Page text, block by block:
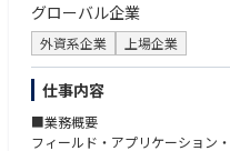
【メディカルプランの実行】
グローバルメディカルディレク
シャルパートナーと連携し、戦
測をリード。研究イニシアティ
修、メディカルインフォメーシ
ローカル神経領域メディカルチ
適切な会議内容の整理、整合促
グローバル企業
外資系企業 上場企業
仕事内容
■業務概要
フィールド・アプリケーション